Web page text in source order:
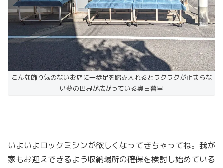
こんな飾り気のないお店に一歩足を踏み入れるとワクワクが止まらな
い夢の世界が広がっている奥日暮里
いよいよロックミシンが欲しくなってきちゃってね。我が
家もお迎えできるよう収納場所の確保を検討し始めている